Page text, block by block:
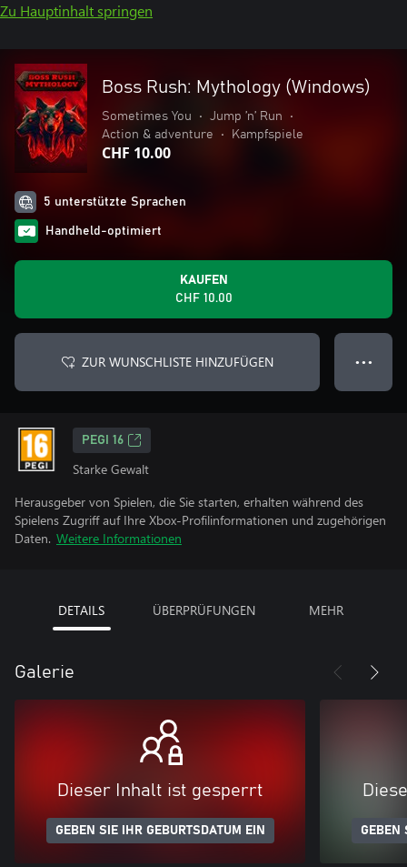
Zu Hauptinhalt springen
Boss Rush: Mythology (Windows)
Sometimes You • Jump ’n’ Run
•
Action & adventure
• Kampfspiele
CHF 10.00
5 unterstützte Sprachen
Handheld-optimiert
KAUFEN
CHF 10.00
ZUR WUNSCHLISTE HINZUFÜGEN ● ● ●
PEGI 16
Starke Gewalt
Herausgeber von Spielen, die Sie starten, erhalten während des
Spielens Zugriff auf Ihre Xbox-Profilinformationen und zugehörigen
Daten. Weitere Informationen
DETAILS ÜBERPRÜFUNGEN MEHR
Galerie
Dieser Inhalt ist gesperrt
GEBEN SIE IHR GEBURTSDATUM EIN GEBEN